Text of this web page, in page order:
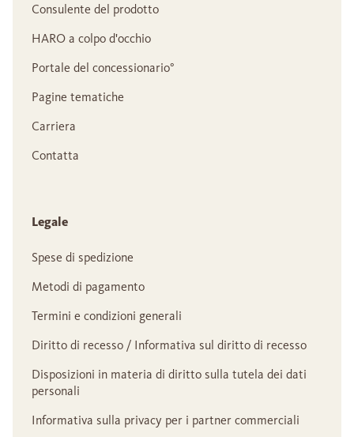
Consulente del prodotto
HARO a colpo d'occhio
Portale del concessionario°
Pagine tematiche
Carriera
Contatta
Legale
Spese di spedizione
Metodi di pagamento
Termini e condizioni generali
Diritto di recesso / Informativa sul diritto di recesso
Disposizioni in materia di diritto sulla tutela dei dati
personali
Informativa sulla privacy per i partner commerciali